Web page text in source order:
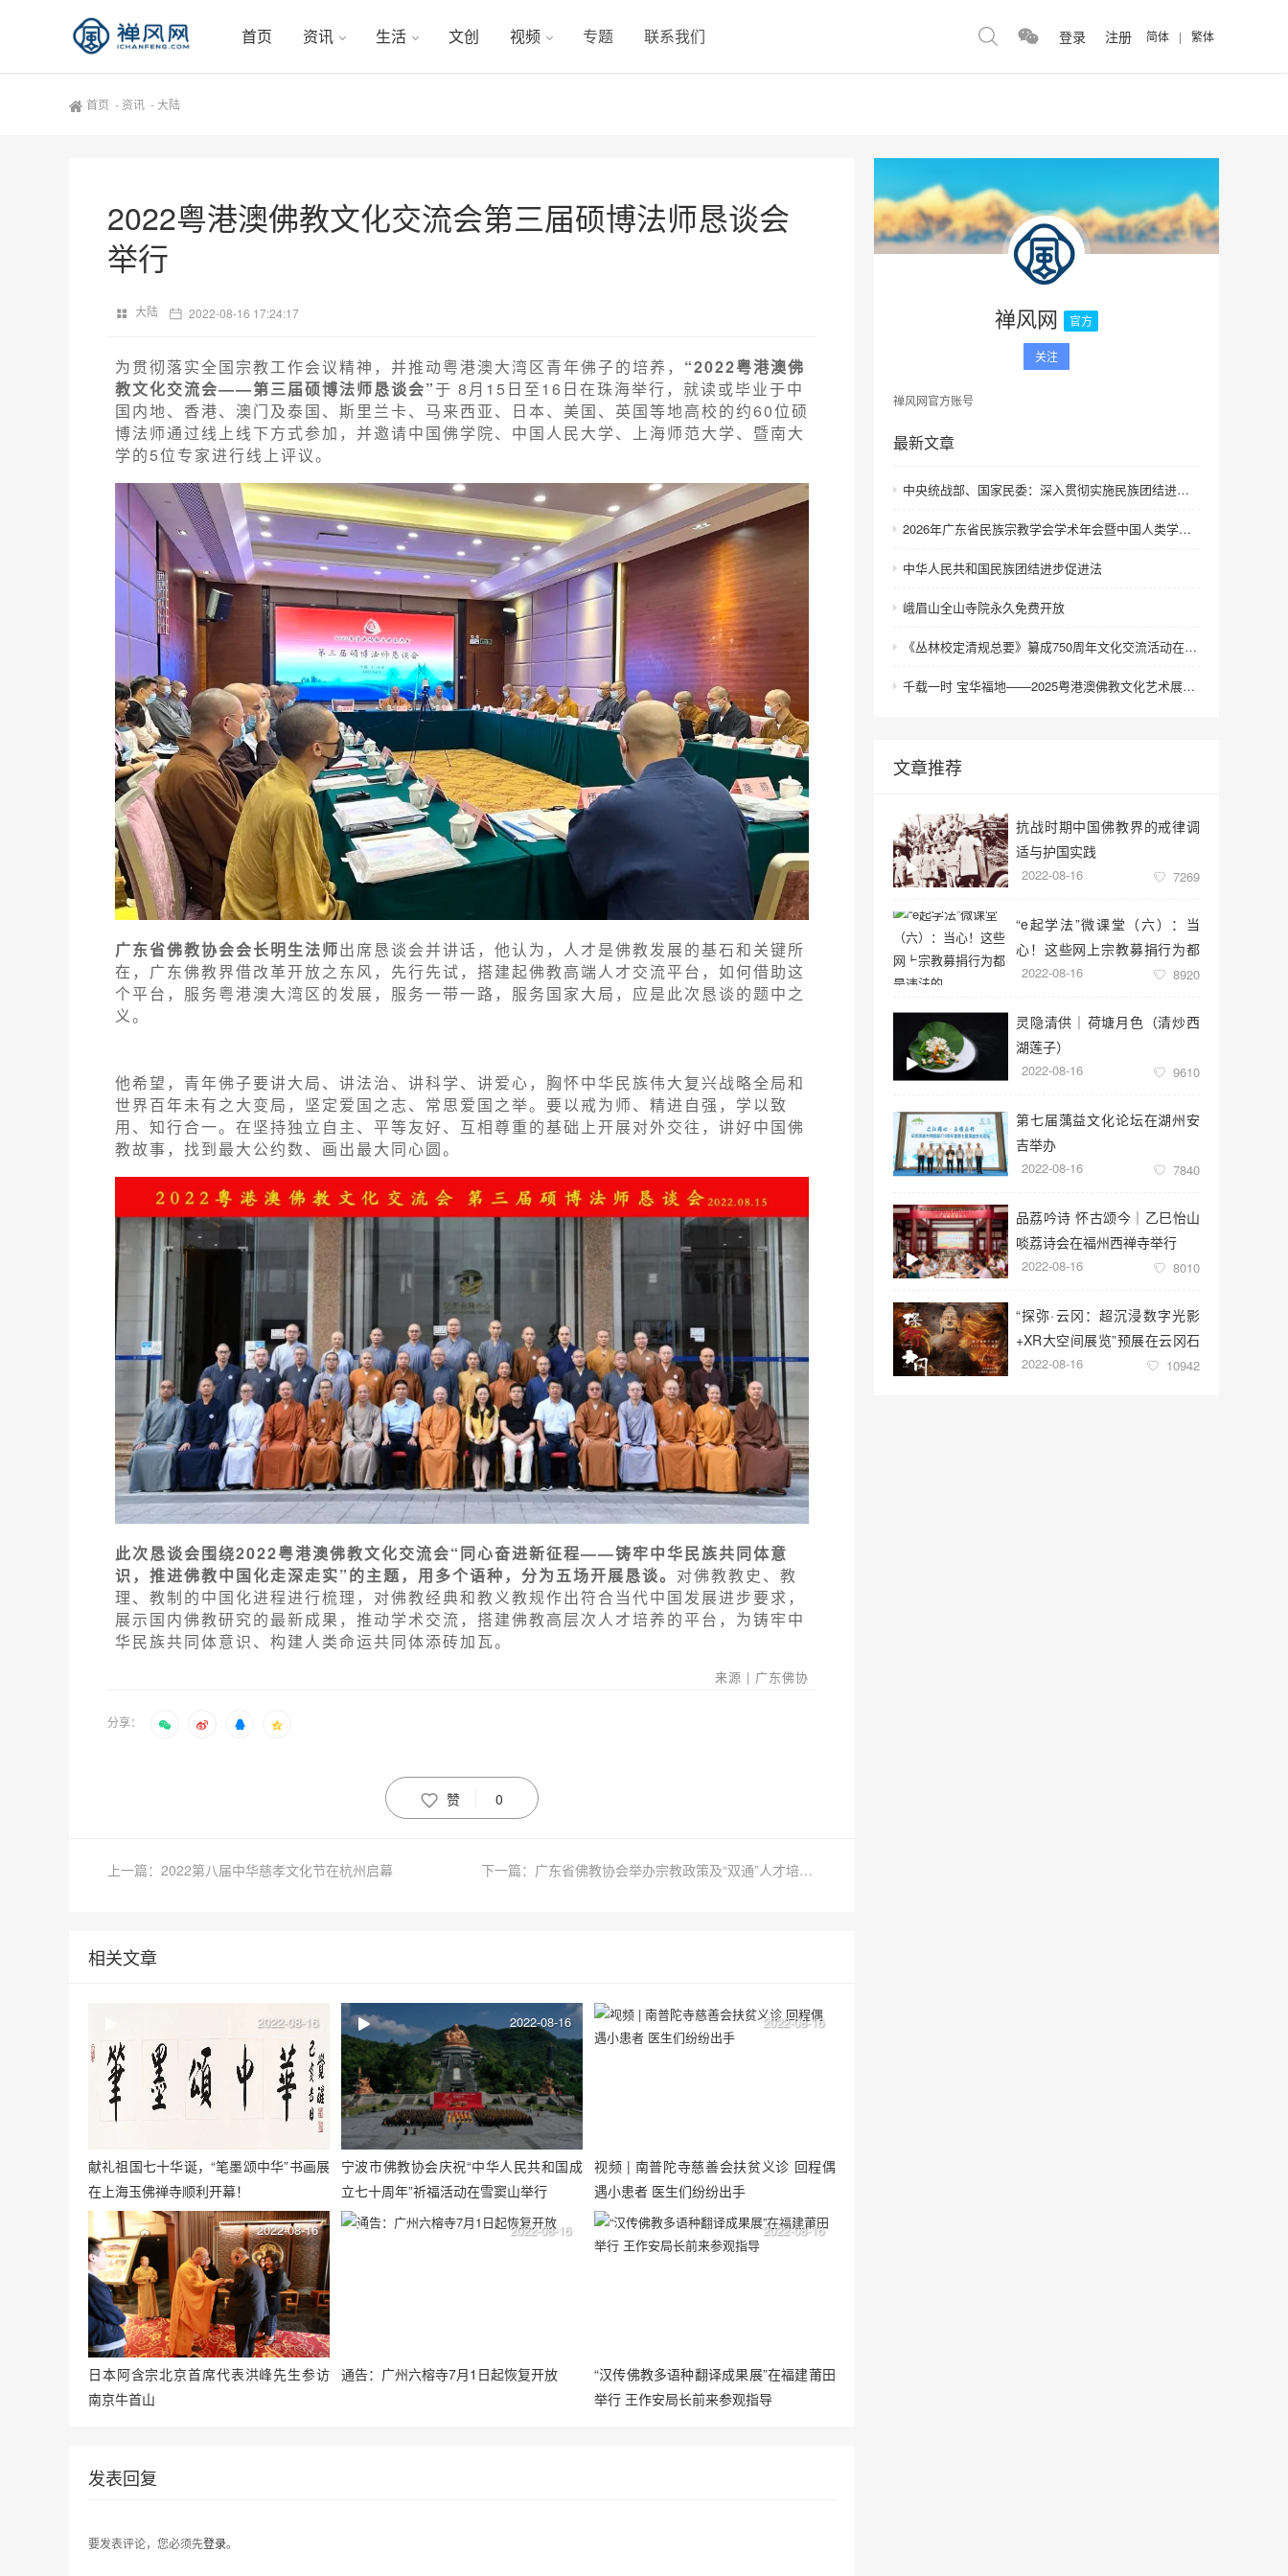
首页 资讯 生活 文创 视频 专题 联系我们 登录 注册 简体 | 繁体
首页 - 资讯 -大陆
2022粤港澳佛教文化交流会第三届硕博法师恳谈会
举行
大陆 2022-08-16 17:24:17
为贯彻落实全国宗教工作会议精神，并推动粤港澳大湾区青年佛子的培养， “2022粤港澳佛
教文化交流会——第三届硕博法师恳谈会”于 8月15日至16日在珠海举行，就读或毕业于中
国内地、香港、澳门及泰国、斯里兰卡、马来西亚、日本、美国、英国等地高校的约60位硕
博法师通过线上线下方式参加，并邀请中国佛学院、中国人民大学、上海师范大学、暨南大
学的5位专家进行线上评议。
广东省佛教协会会长明生法师出席恳谈会并讲话，他认为，人才是佛教发展的基石和关键所
在，广东佛教界借改革开放之东风，先行先试，搭建起佛教高端人才交流平台，如何借助这
个平台，服务粤港澳大湾区的发展，服务一带一路，服务国家大局，应是此次恳谈的题中之
义。
他希望，青年佛子要讲大局、讲法治、讲科学、讲爱心，胸怀中华民族伟大复兴战略全局和
世界百年未有之大变局，坚定爱国之志、常思爱国之举。要以戒为师、精进自强，学以致
用、知行合一。在坚持独立自主、平等友好、互相尊重的基础上开展对外交往，讲好中国佛
教故事，找到最大公约数、画出最大同心圆。
此次恳谈会围绕2022粤港澳佛教文化交流会“同心奋进新征程——铸牢中华民族共同体意
识，推进佛教中国化走深走实”的主题，用多个语种，分为五场开展恳谈。 对佛教教史、教
理、教制的中国化进程进行梳理，对佛教经典和教义教规作出符合当代中国发展进步要求，
展示国内佛教研究的最新成果，推动学术交流，搭建佛教高层次人才培养的平台，为铸牢中
华民族共同体意识、构建人类命运共同体添砖加瓦。
来源 | 广东佛协
分享：
赞 0
上一篇：2022第八届中华慈孝文化节在杭州启幕 下一篇：广东省佛教协会举办宗教政策及“双通”人才培训班
相关文章
献礼祖国七十华诞，“笔墨颂中华”书画展
在上海玉佛禅寺顺利开幕！
2022-08-16
宁波市佛教协会庆祝“中华人民共和国成
立七十周年”祈福活动在雪窦山举行
2022-08-16
视频 | 南普陀寺慈善会扶贫义诊 回程偶
遇小患者 医生们纷纷出手
2022-08-16
日本阿含宗北京首席代表洪峰先生参访
南京牛首山
2022-08-16
通告：广州六榕寺7月1日起恢复开放
2022-08-16
“汉传佛教多语种翻译成果展”在福建莆田
举行 王作安局长前来参观指导
2022-08-16
发表回复
要发表评论，您必须先登录。
禅风网 官方
关注
禅风网官方账号
最新文章
中央统战部、国家民委：深入贯彻实施民族团结进步促进法 进一步增强中华民族凝聚力向心力
2026年广东省民族宗教学会学术年会暨中国人类学民族学研究会城市民族工作研究专业委员会更名会议在深圳召开
中华人民共和国民族团结进步促进法
峨眉山全山寺院永久免费开放
《丛林校定清规总要》纂成750周年文化交流活动在浙江金华举行
千载一时 宝华福地——2025粤港澳佛教文化艺术展在港澳成功举办
文章推荐
抗战时期中国佛教界的戒律调
适与护国实践
2022-08-16 7269
“e起学法”微课堂（六）：当
心！这些网上宗教募捐行为都
是违法的
2022-08-16 8920
灵隐清供｜​荷塘月色（清炒西
湖莲子）
2022-08-16 9610
第七届蕅益文化论坛在湖州安
吉举办
2022-08-16 7840
品荔吟诗 怀古颂今｜乙巳怡山
啖荔诗会在福州西禅寺举行
2022-08-16 8010
“探弥·云冈：超沉浸数字光影
+XR大空间展览”预展在云冈石
窟云冈美术馆启幕
2022-08-16 10942